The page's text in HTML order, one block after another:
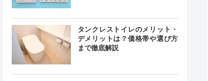
タンクレストイレのメリット・
デメリットは？価格帯や選び方
まで徹底解説